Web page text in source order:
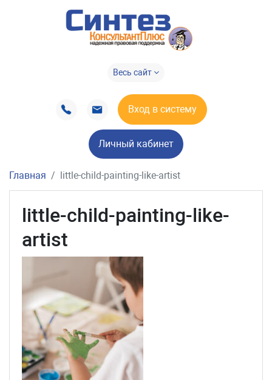
Весь сайт
Вход в систему
Личный кабинет
Главная little-child-painting-like-artist
little-child-painting-like-
artist